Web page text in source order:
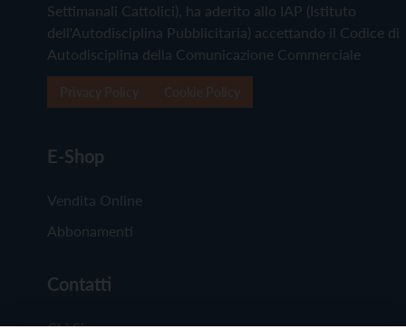
Settimanali Cattolici), ha aderito allo IAP (Istituto
dell'Autodisciplina Pubblicitaria) accettando il Codice di
Autodisciplina della Comunicazione Commerciale
E-Shop
Vendita Online
Abbonamenti
Contatti